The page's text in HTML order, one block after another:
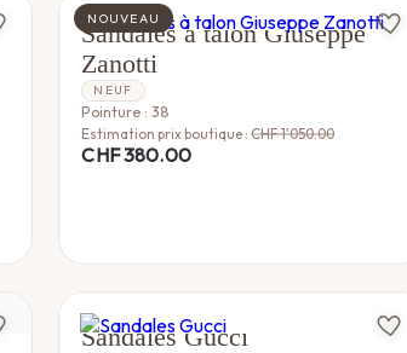
NOUVEAU
GIUSEPPE ZANOTTI
Sandales à talon Giuseppe
Zanotti
NEUF
Pointure : 38
Estimation prix boutique :CHF1'050.00
CHF380.00
GUCCI
Sandales Gucci